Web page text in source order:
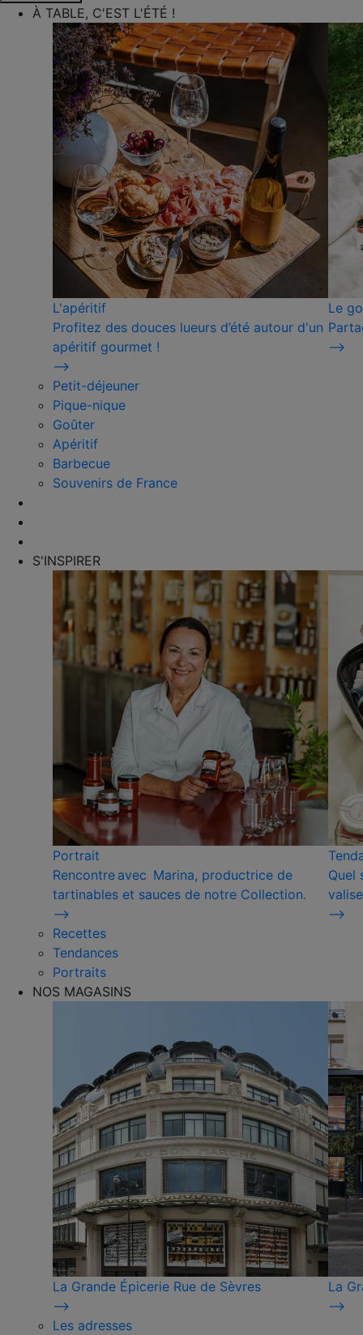
À TABLE, C'EST L'ÉTÉ !
L'apéritif
Profitez des douces lueurs d’été autour d'un
apéritif gourmet !
⟶
Le
⟶
Petit-déjeuner
Pique-nique
Goûter
Apéritif
Barbecue
Souvenirs de France
S'INSPIRER
Portrait
Rencontre avec Marina, productrice de
tartinables et sauces de notre Collection.
⟶
Quel
⟶
Recettes
Tendances
Portraits
NOS MAGASINS
La Grande Épicerie Rue de Sèvres
⟶
La
⟶
Les adresses